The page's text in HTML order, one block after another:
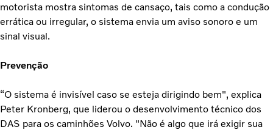
motorista mostra sintomas de cansaço, tais como a condução
errática ou irregular, o sistema envia um aviso sonoro e um
sinal visual.
Prevenção
“O sistema é invisível caso se esteja dirigindo bem", explica
Peter Kronberg, que liderou o desenvolvimento técnico dos
DAS para os caminhões Volvo. "Não é algo que irá exigir sua